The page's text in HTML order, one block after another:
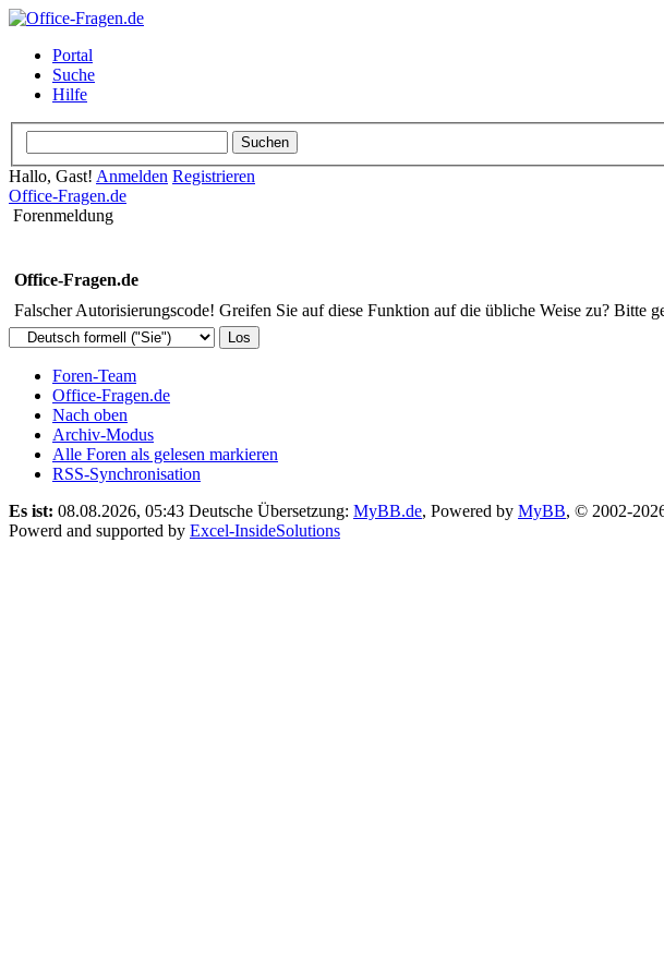
Portal
Suche
Hilfe
Hallo, Gast! Anmelden Registrieren
Office-Fragen.de
Forenmeldung
Office-Fragen.de
Falscher Autorisierungscode! Greifen Sie auf diese Funktion auf die übliche Weise zu? Bitte
Foren-Team
Office-Fragen.de
Nach oben
Archiv-Modus
Alle Foren als gelesen markieren
RSS-Synchronisation
Es ist: 08.08.2026, 05:43 Deutsche Übersetzung: MyBB.de, Powered by MyBB, © 2002-
Powerd and supported by Excel-InsideSolutions